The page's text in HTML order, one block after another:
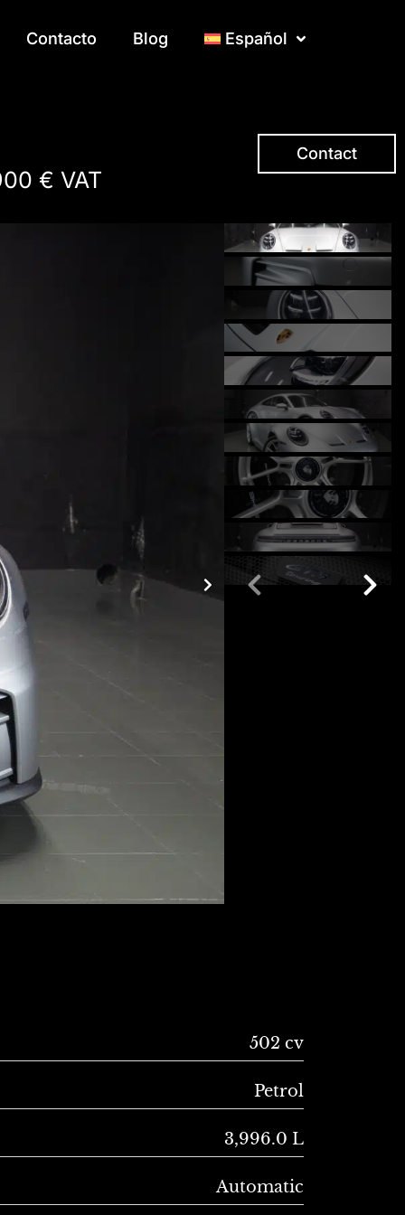
Contacto Blog Español
Contacto Blog Español
€ VAT
Contact
502 cv
Petrol
3,996.0 L
Automatic